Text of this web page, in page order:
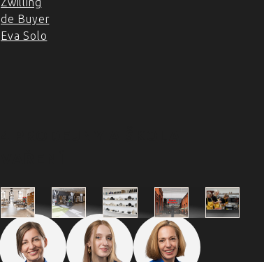
de Buyer
Eva Solo
Praha Praha
Outlet
Brno